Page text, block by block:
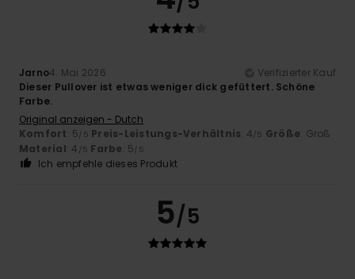
Jarno4. Mai 2026
Verifizierter Kauf
Dieser Pullover ist etwas weniger dick gefüttert. Schöne
Farbe.
Original anzeigen - Dutch
Komfort: 5 /5 Preis-Leistungs-Verhältnis: 4 /5 Größe: Groß
Material: 4 /5 Farbe: 5 /5
Ich empfehle dieses Produkt
5/5